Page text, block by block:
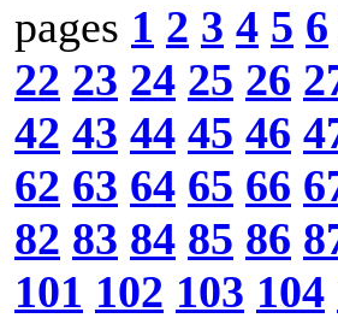
pages 1 2 3 4 5 6
22 23 24 25 26
42 43 44 45 46
62 63 64 65 66
82 83 84 85 86
101 102 103 104